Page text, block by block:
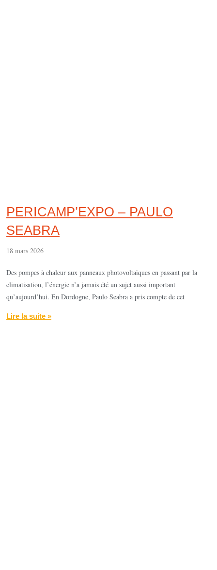
PERICAMP’EXPO – PAULO
SEABRA
18 mars 2026
Des pompes à chaleur aux panneaux photovoltaïques en passant par la
climatisation, l’énergie n’a jamais été un sujet aussi important
qu’aujourd’hui. En Dordogne, Paulo Seabra a pris compte de cet
Lire la suite »